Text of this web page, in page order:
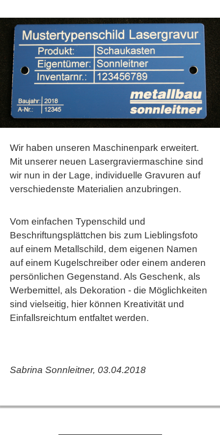
Wir haben unseren Maschinenpark erweitert.
Mit unserer neuen Lasergraviermaschine sind
wir nun in der Lage, individuelle Gravuren auf
verschiedenste Materialien anzubringen.
Vom einfachen Typenschild und
Beschriftungsplättchen bis zum Lieblingsfoto
auf einem Metallschild, dem eigenen Namen
auf einem Kugelschreiber oder einem anderen
persönlichen Gegenstand. Als Geschenk, als
Werbemittel, als Dekoration - die Möglichkeiten
sind vielseitig, hier können Kreativität und
Einfallsreichtum entfaltet werden.
Sabrina Sonnleitner, 03.04.2018